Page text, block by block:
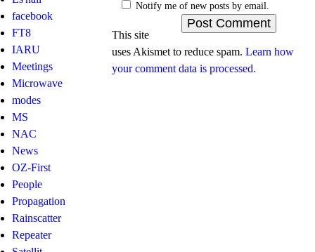
facebook
FT8
IARU
Meetings
Microwave
modes
MS
NAC
News
OZ-First
People
Propagation
Rainscatter
Repeater
Notify me of new posts by email.
This site
uses Akismet to reduce spam.Learn how
your comment data is processed.